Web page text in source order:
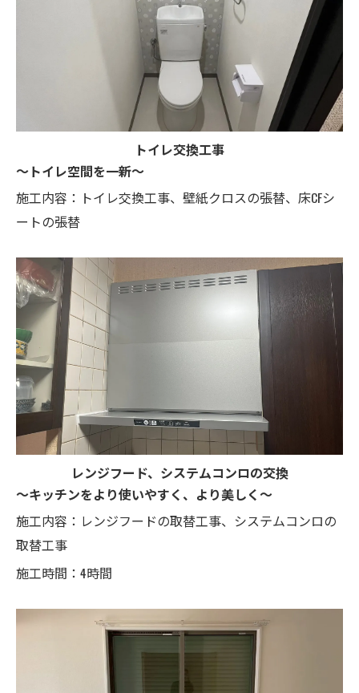
トイレ交換工事
～トイレ空間を一新～
施工内容：トイレ交換工事、壁紙クロスの張替、床CFシ
ートの張替
レンジフード、システムコンロの交換
～キッチンをより使いやすく、より美しく～
施工内容：レンジフードの取替工事、システムコンロの
取替工事
施工時間：4時間